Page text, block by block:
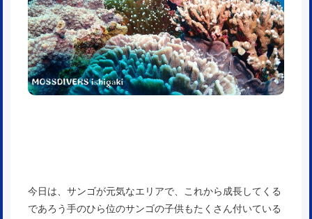
今日は、サンゴが元気なエリアで、これから成長してくる
であろう手のひら位のサンゴの子供もたくさん付いている